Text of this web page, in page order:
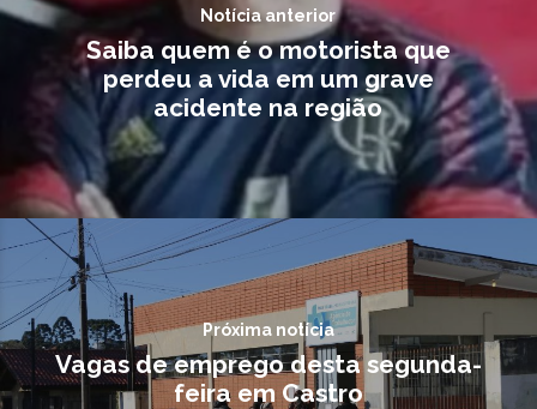
Notícia anterior
Saiba quem é o motorista que
perdeu a vida em um grave
acidente na região
Próxima notícia
Vagas de emprego desta segunda-
feira em Castro